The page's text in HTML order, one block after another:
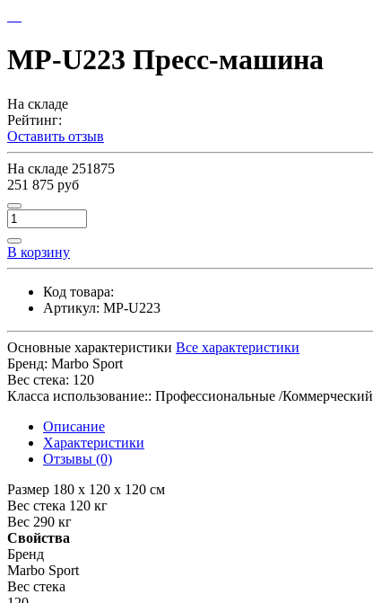
MP-U223 Пресс-машина
На складе
Рейтинг:
Оставить отзыв
На складе 251875
251 875 руб
В корзину
Код товара:
Артикул: MP-U223
Основные характеристики Все характеристики
Бренд: Marbo Sport
Вес стека: 120
Класса использование:: Профессиональные /Коммерческий
Описание
Характеристики
Отзывы (0)
Размер 180 x 120 x 120 см
Вес стека 120 кг
Вес 290 кг
Свойства
Бренд
Marbo Sport
Вес стека